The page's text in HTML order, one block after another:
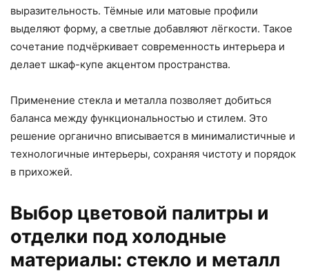
выразительность. Тёмные или матовые профили
выделяют форму, а светлые добавляют лёгкости. Такое
сочетание подчёркивает современность интерьера и
делает шкаф-купе акцентом пространства.
Применение стекла и металла позволяет добиться
баланса между функциональностью и стилем. Это
решение органично вписывается в минималистичные и
технологичные интерьеры, сохраняя чистоту и порядок
в прихожей.
Выбор цветовой палитры и
отделки под холодные
материалы: стекло и металл